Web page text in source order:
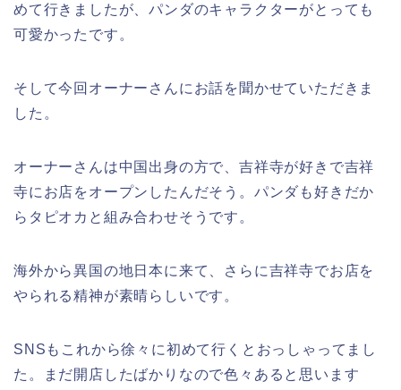
めて行きましたが、パンダのキャラクターがとっても
可愛かったです。
そして今回オーナーさんにお話を聞かせていただきま
した。
オーナーさんは中国出身の方で、吉祥寺が好きで吉祥
寺にお店をオープンしたんだそう。パンダも好きだか
らタピオカと組み合わせそうです。
海外から異国の地日本に来て、さらに吉祥寺でお店を
やられる精神が素晴らしいです。
SNSもこれから徐々に初めて行くとおっしゃってまし
た。まだ開店したばかりなので色々あると思います